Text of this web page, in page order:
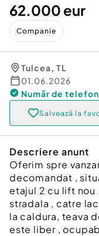
62.000 eur
Companie
Tulcea, TL
01.06.2026
Număr de telefon
Salvează la
Descriere anunt
Oferim spre
decomandat ,
etajul 2 cu lift nou
stradala , catre
la caldura, teava
este liber ,